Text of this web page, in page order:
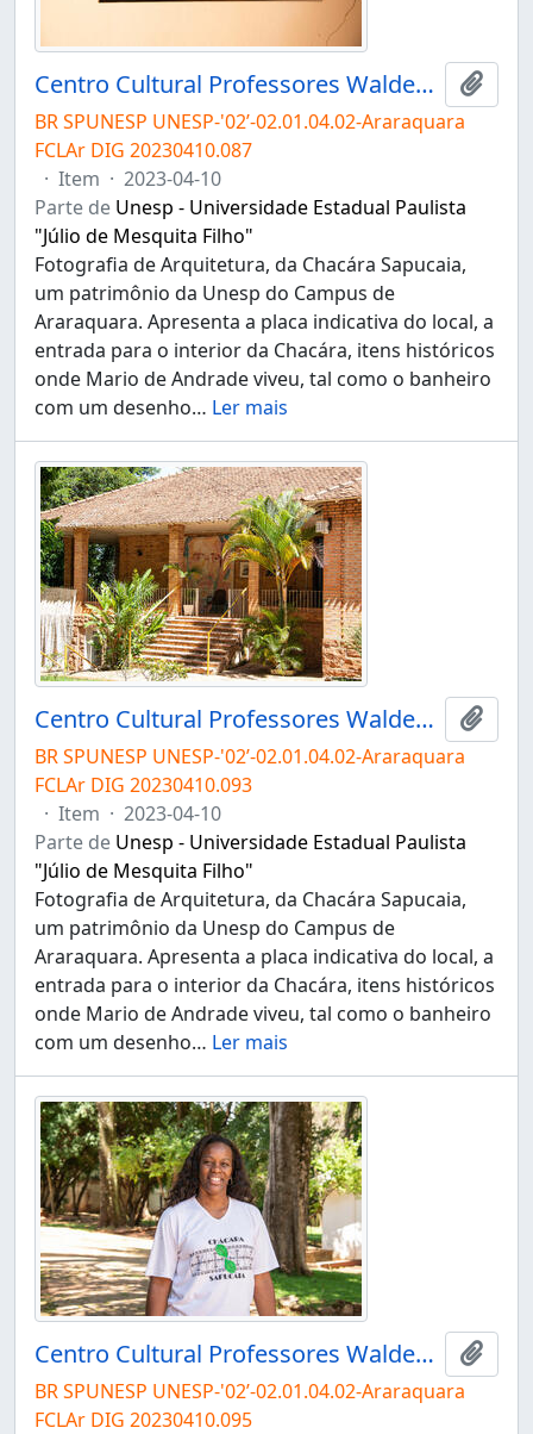
Centro Cultural Professores Waldemar e Heleieth Saffioti "Chácara Sapucaia"
BR SPUNESP UNESP-'02’-02.01.04.02-Araraquara
FCLAr DIG 20230410.087
· Item · 2023-04-10
Parte de Unesp - Universidade Estadual Paulista
"Júlio de Mesquita Filho"
Fotografia de Arquitetura, da Chacára Sapucaia,
um patrimônio da Unesp do Campus de
Araraquara. Apresenta a placa indicativa do local, a
entrada para o interior da Chacára, itens históricos
onde Mario de Andrade viveu, tal como o banheiro
com um desenho… Ler mais
Centro Cultural Professores Waldemar e Heleieth Saffioti "Chácara Sapucaia"
BR SPUNESP UNESP-'02’-02.01.04.02-Araraquara
FCLAr DIG 20230410.093
· Item · 2023-04-10
Parte de Unesp - Universidade Estadual Paulista
"Júlio de Mesquita Filho"
Fotografia de Arquitetura, da Chacára Sapucaia,
um patrimônio da Unesp do Campus de
Araraquara. Apresenta a placa indicativa do local, a
entrada para o interior da Chacára, itens históricos
onde Mario de Andrade viveu, tal como o banheiro
com um desenho… Ler mais
Centro Cultural Professores Waldemar e Heleieth Saffioti "Chácara Sapucaia"
BR SPUNESP UNESP-'02’-02.01.04.02-Araraquara
FCLAr DIG 20230410.095